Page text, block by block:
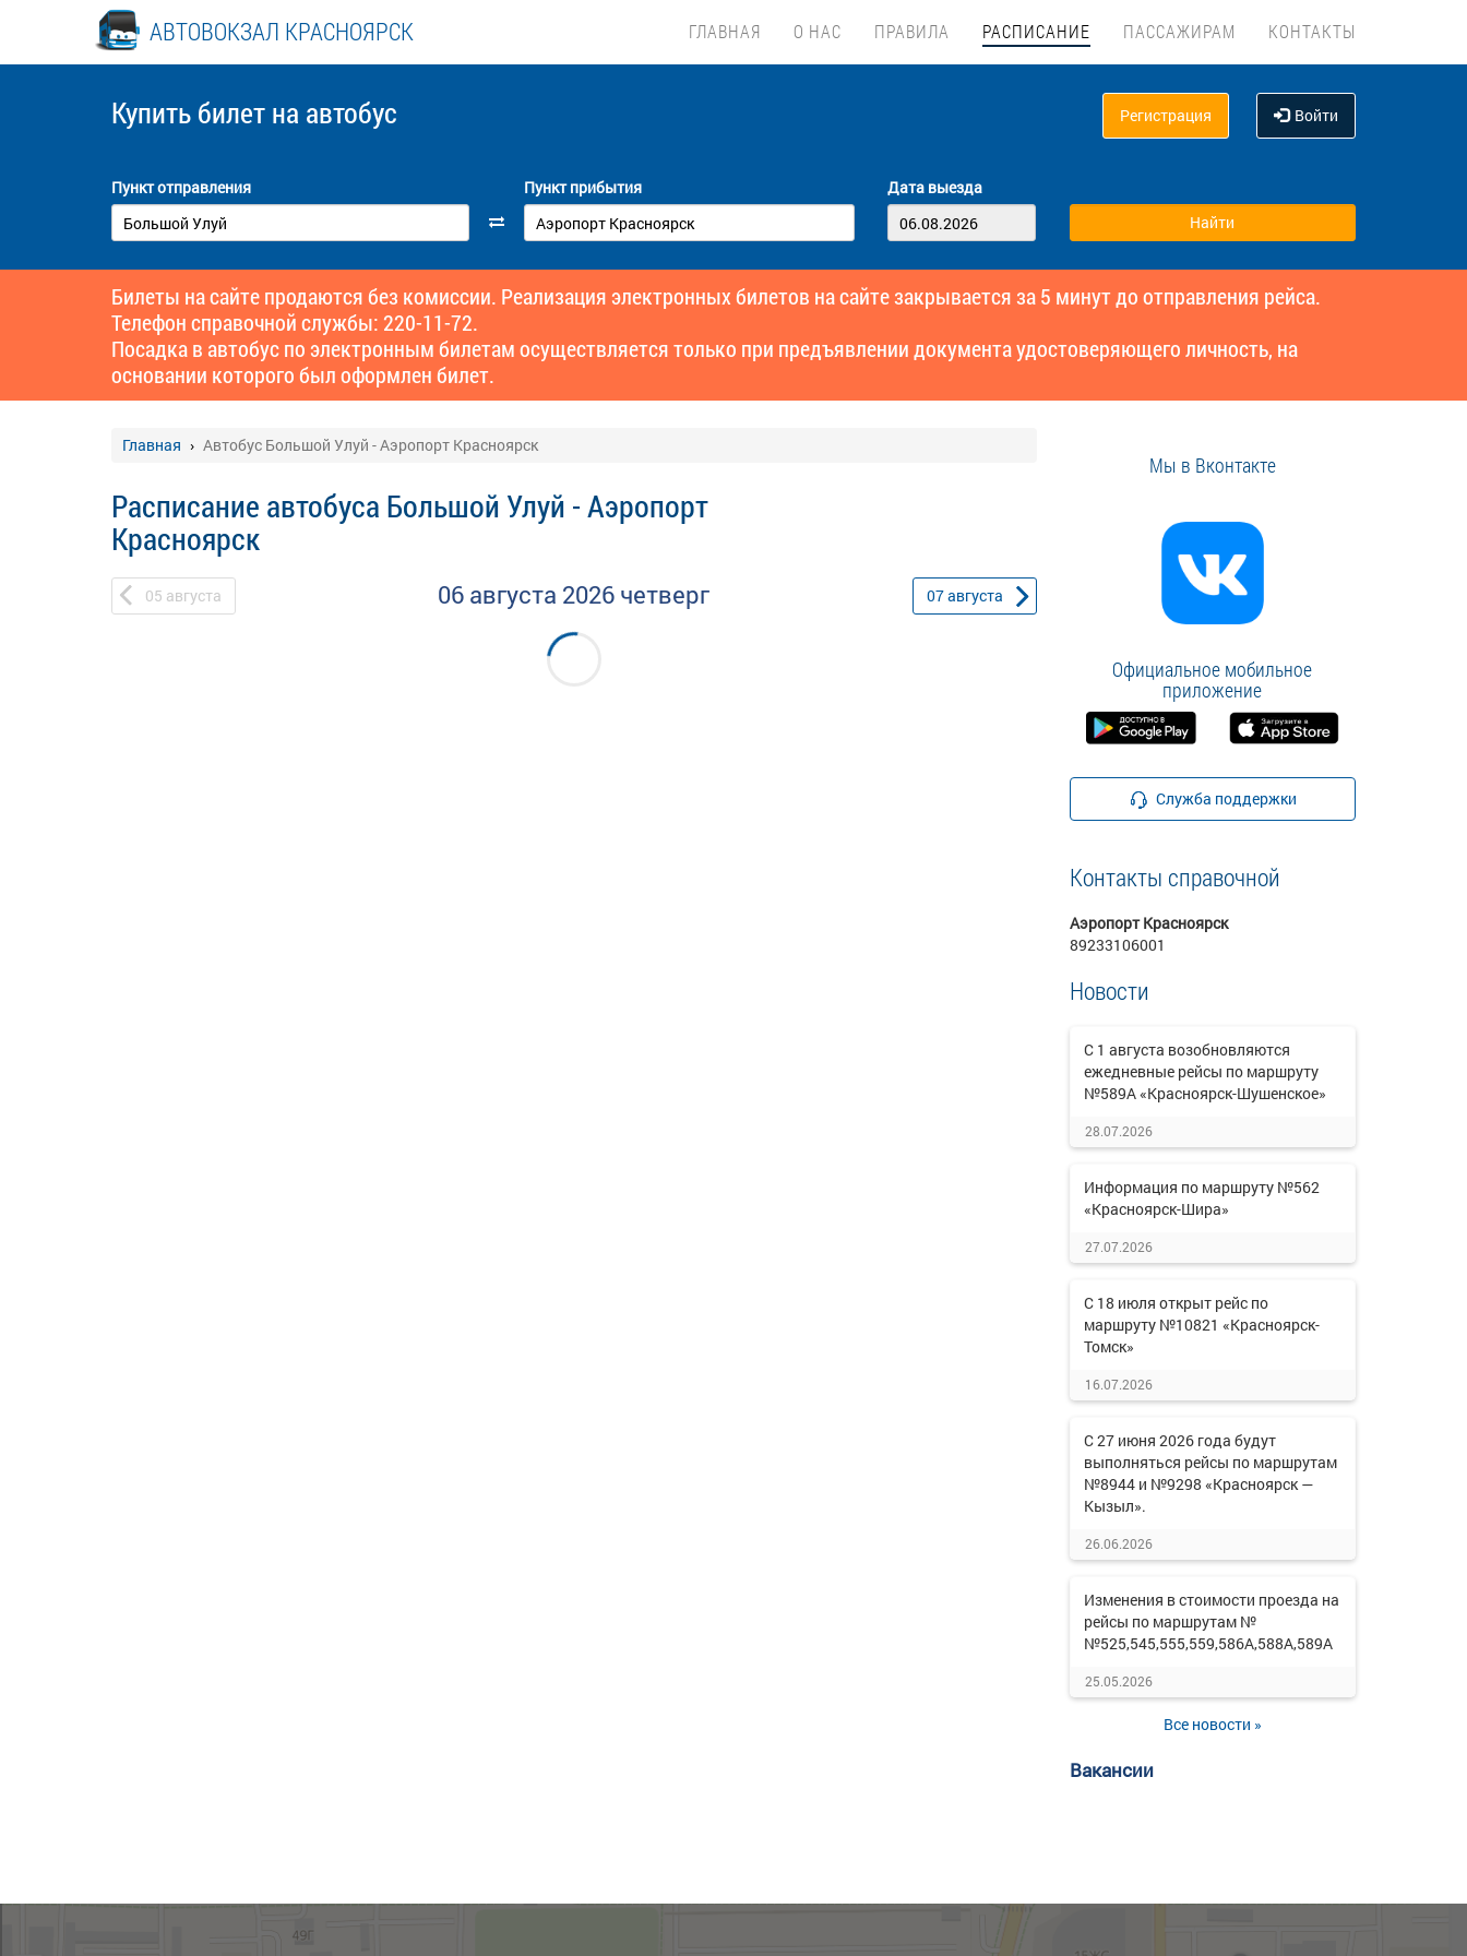
АВТОВОКЗАЛ КРАСНОЯРСК ГЛАВНАЯ О НАС ПРАВИЛА РАСПИСАНИЕ ПАССАЖИРАМ КОНТАКТЫ
Купить билет на автобус Регистрация Войти
Пункт отправления Пункт прибытия Дата выезда
Билеты на сайте продаются без комиссии. Реализация электронных билетов на сайте закрывается за 5 минут до отправления рейса.
Телефон справочной службы: 220-11-72.
Посадка в автобус по электронным билетам осуществляется только при предъявлении документа удостоверяющего личность, на
основании которого был оформлен билет.
Главная Автобус Большой Улуй - Аэропорт Красноярск
Расписание автобуса Большой Улуй - Аэропорт
Красноярск
05 августа 06 августа 2026 четверг 07августа
Мы в Вконтакте
Официальное мобильное
приложение
Служба поддержки
Контакты справочной
Аэропорт Красноярск
89233106001
Новости
С 1 августа возобновляются
ежедневные рейсы по маршруту
№589А «Красноярск-Шушенское»
28.07.2026
Информация по маршруту №562
«Красноярск-Шира»
27.07.2026
С 18 июля открыт рейс по
маршруту №10821 «Красноярск-
Томск»
16.07.2026
С 27 июня 2026 года будут
выполняться рейсы по маршрутам
№8944 и №9298 «Красноярск —
Кызыл».
26.06.2026
Изменения в стоимости проезда на
рейсы по маршрутам №
№525,545,555,559,586А,588А,589А
25.05.2026
Все новости »
Вакансии